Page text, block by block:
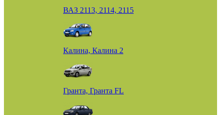
ВАЗ 2113, 2114, 2115
Калина, Калина 2
Гранта, Гранта FL